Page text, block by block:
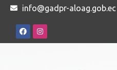
info@gadpr-aloag.gob.ec